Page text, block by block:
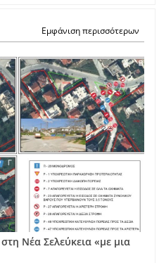
Εμφάνιση περισσότερων
Νέα Σελεύκεια «με μια